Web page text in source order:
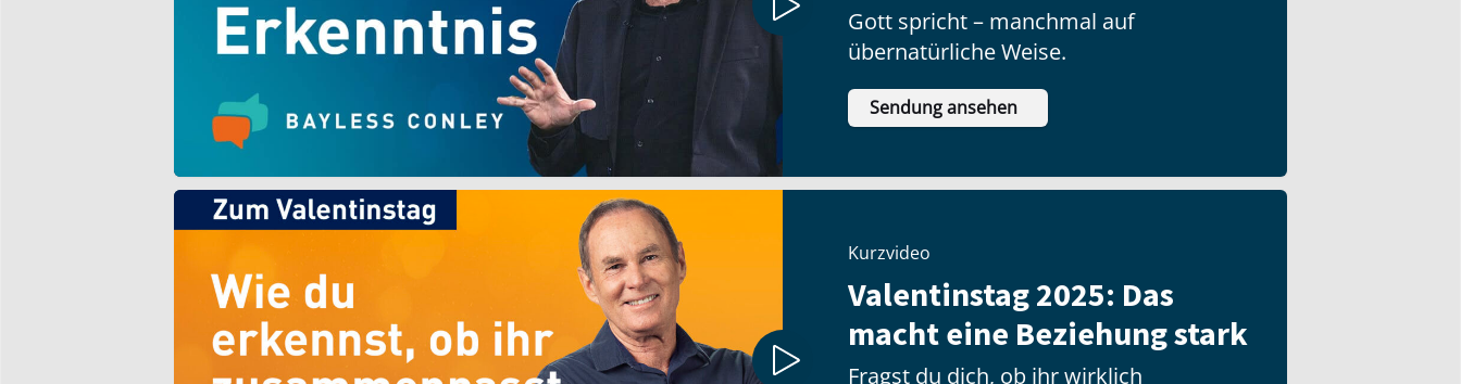
Gott spricht – manchmal auf
übernatürliche Weise.
Sendung ansehen
Kurzvideo
Valentinstag 2025: Das
macht eine Beziehung stark
Fragst du dich, ob ihr wirklich